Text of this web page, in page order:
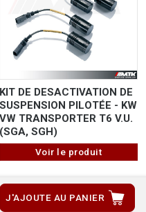
KIT DE DESACTIVATION DE
SUSPENSION PILOTÉE - KW
VW TRANSPORTER T6 V.U.
(SGA, SGH)
Voir le produit
J'AJOUTE AU PANIER